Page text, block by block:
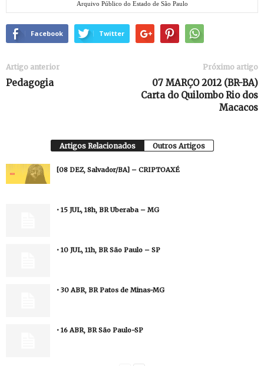
Arquivo Público do Estado de São Paulo
Facebook Twitter
Artigo anterior
Pedagogia
Próximo artigo
07 MARÇO 2012 (BR-BA)
Carta do Quilombo Rio dos
Macacos
Artigos Relacionados Outros Artigos
[08 DEZ, Salvador/BA] – CRIPTOAXÉ
• 15 JUL, 18h, BR Uberaba – MG
• 10 JUL, 11h, BR São Paulo – SP
• 30 ABR, BR Patos de Minas-MG
• 16 ABR, BR São Paulo-SP